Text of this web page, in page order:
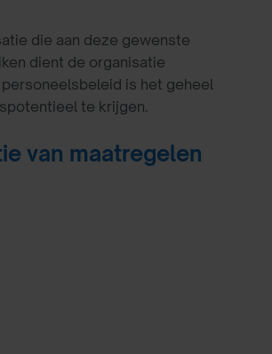
die aan deze gewenste
dient de organisatie
is het geheel
te krijgen.
van maatregelen